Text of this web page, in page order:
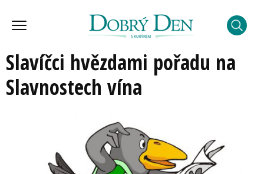
Slavíčci hvězdami pořadu na
Slavnostech vína